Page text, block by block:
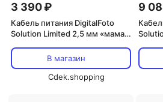
3 390 ₽
Кабель питания DigitalFoto
Solution Limited 2,5 мм «мама»
6K/4K (спиральный, 15,7-39,3
дюйма)
В магазин
Cdek.shopping
9
(19